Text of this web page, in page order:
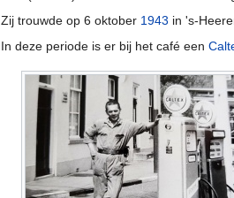
Zij trouwde op 6 oktober 1943 in 's-
In deze periode is er bij het café een